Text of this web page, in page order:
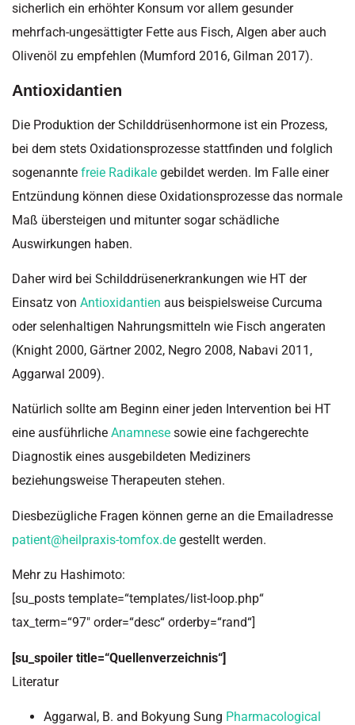
sicherlich ein erhöhter Konsum vor allem gesunder
mehrfach-ungesättigter Fette aus Fisch, Algen aber auch
Olivenöl zu empfehlen (Mumford 2016, Gilman 2017).
Antioxidantien
Die Produktion der Schilddrüsenhormone ist ein Prozess,
bei dem stets Oxidationsprozesse stattfinden und folglich
sogenannte freie Radikale gebildet werden. Im Falle einer
Entzündung können diese Oxidationsprozesse das normale
Maß übersteigen und mitunter sogar schädliche
Auswirkungen haben.
Daher wird bei Schilddrüsenerkrankungen wie HT der
Einsatz von Antioxidantien aus beispielsweise Curcuma
oder selenhaltigen Nahrungsmitteln wie Fisch angeraten
(Knight 2000, Gärtner 2002, Negro 2008, Nabavi 2011,
Aggarwal 2009).
Natürlich sollte am Beginn einer jeden Intervention bei HT
eine ausführliche Anamnese sowie eine fachgerechte
Diagnostik eines ausgebildeten Mediziners
beziehungsweise Therapeuten stehen.
Diesbezügliche Fragen können gerne an die Emailadresse
patient@heilpraxis-tomfox.de gestellt werden.
Mehr zu Hashimoto:
[su_posts template=“templates/list-loop.php“
tax_term=“97″ order=“desc“ orderby=“rand“]
[su_spoiler title=“Quellenverzeichnis“]
Literatur
Aggarwal, B. and Bokyung Sung Pharmacological